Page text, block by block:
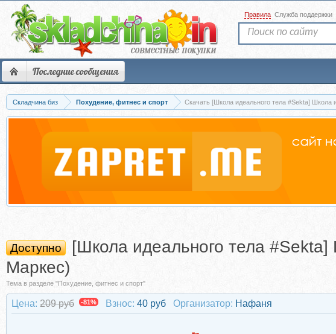
Последние сообщения
Правила Служба поддержки
Складчина биз Похудение, фитнес и спорт Скачать [Школа идеального тела #Sekta] Школа
Доступно
[Школа идеального тела #Sekta]
Маркес)
Тема в разделе "Похудение, фитнес и спорт"
Цена: 209 руб -81% Взнос: 40 руб Организатор: Нафаня